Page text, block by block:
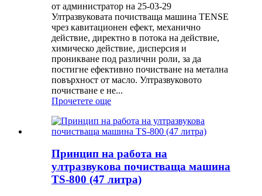
от администратор на 25-03-29
Ултразвуковата почистваща машина TENSE
чрез кавитационен ефект, механично
действие, директно в потока на действие,
химическо действие, дисперсия и
проникване под различни роли, за да
постигне ефективно почистване на метална
повърхност от масло. Ултразвуковото
почистване е не...
Прочетете още
Принцип на работа на
ултразвукова почистваща машина
TS-800 (47 литра)